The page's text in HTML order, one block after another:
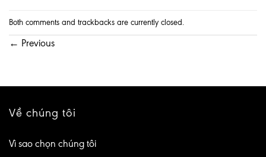
Both comments and trackbacks are currently closed.
← Previous
Về chúng tôi
Vì sao chọn chúng tôi